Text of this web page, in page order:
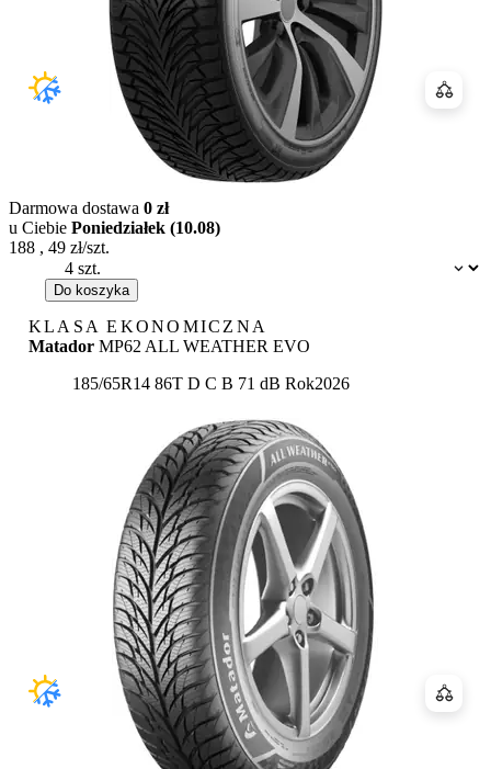
Dostępność:
Darmowa dostawa 0 zł
u Ciebie Poniedziałek (10.08)
188 , 49 zł/szt.
Do koszyka
KLASA EKONOMICZNA
Matador MP62 ALL WEATHER EVO
185/65R14 86T Etykieta:
D C B 71 dB Rok2026